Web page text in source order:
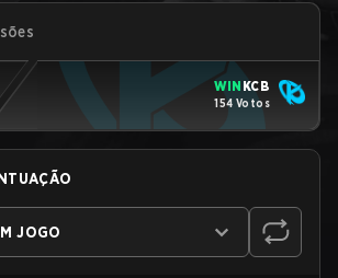
WIN KCB
154 Votos
JOGO